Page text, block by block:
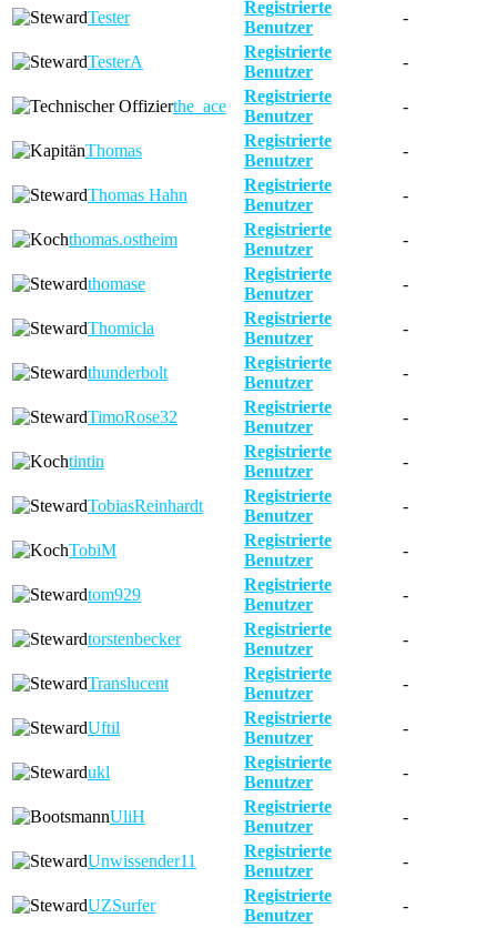
Tester
Registrierte
Benutzer
-
TesterA
Registrierte
Benutzer
-
the_ace
Registrierte
Benutzer
-
Thomas
Registrierte
Benutzer
-
Thomas Hahn
Registrierte
Benutzer
-
thomas.ostheim
Registrierte
Benutzer
-
thomase
Registrierte
Benutzer
-
Thomicla
Registrierte
Benutzer
-
thunderbolt
Registrierte
Benutzer
-
TimoRose32
Registrierte
Benutzer
-
tintin
Registrierte
Benutzer
-
TobiasReinhardt
Registrierte
Benutzer
-
TobiM
Registrierte
Benutzer
-
tom929
Registrierte
Benutzer
-
torstenbecker
Registrierte
Benutzer
-
Translucent
Registrierte
Benutzer
-
Uftil
Registrierte
Benutzer
-
ukl
Registrierte
Benutzer
-
UliH
Registrierte
Benutzer
-
Unwissender11
Registrierte
Benutzer
-
UZSurfer
Registrierte
Benutzer
-